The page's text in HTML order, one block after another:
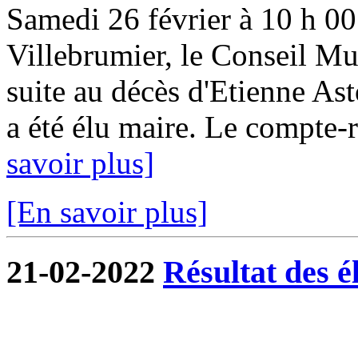
Samedi 26 février à 10 h
Villebrumier, le Conseil
suite au décès d'Etienne
a été élu maire. Le
savoir plus]
[En savoir plus]
21-02-2022 Résultat des